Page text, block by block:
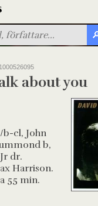
about you
b-cl, John
b,
dr.
Harrison.
55 min.